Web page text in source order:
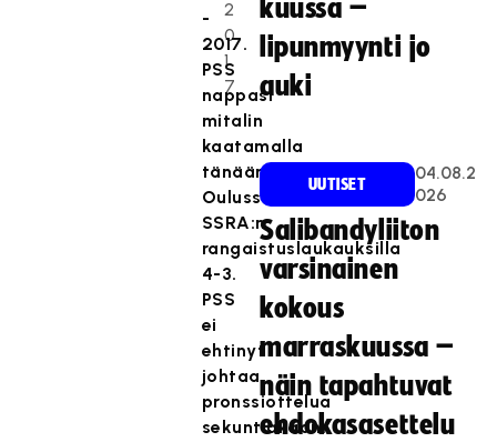
2
0
1
7
-
2017.
PSS
nappasi
mitalin
kaatamalla
tänään
Oulussa
SSRA:n
rangaistuslaukauksilla
4-3.
PSS
ei
ehtinyt
johtaa
pronssiottelua
sekuntiakaan.
kuussa –
lipunmyynti jo
auki
UUTISET
04.08.2
026
Salibandyliiton
varsinainen
kokous
marraskuussa –
näin tapahtuvat
ehdokasasettelu